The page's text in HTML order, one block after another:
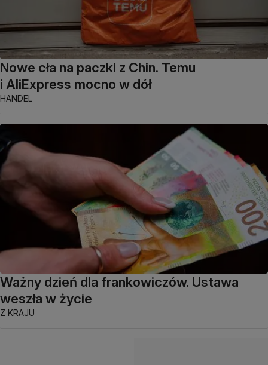
Nowe cła na paczki z Chin. Temu
i AliExpress mocno w dół
HANDEL
Ważny dzień dla frankowiczów. Ustawa
weszła w życie
Z KRAJU